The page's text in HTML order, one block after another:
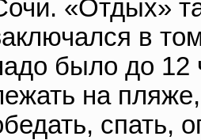
«Отдых»
в
было до 12
на
спать,